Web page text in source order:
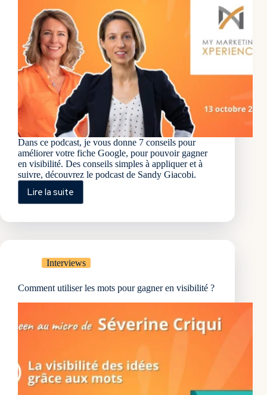
Dans ce podcast, je vous donne 7 conseils pour
améliorer votre fiche Google, pour pouvoir gagner
en visibilité. Des conseils simples à appliquer et à
suivre, découvrez le podcast de Sandy Giacobi.
Lire la suite
7
marketing
en
visibilité
attirer
plus
clients
Interviews
Comment utiliser les mots pour gagner en visibilité ?